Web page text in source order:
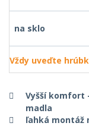
na sklo
Vždy uveďte
Vyšší komfort
madla
ľahká montáž